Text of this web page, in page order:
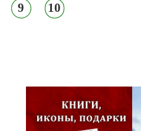
9 10